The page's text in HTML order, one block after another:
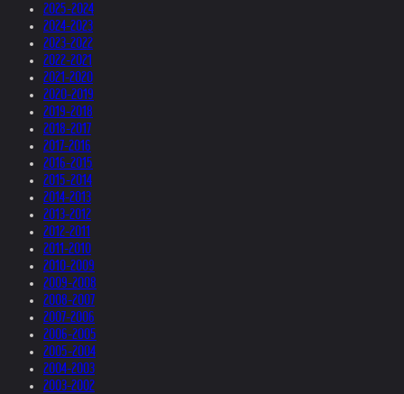
2025-2024
2024-2023
2023-2022
2022-2021
2021-2020
2020-2019
2019-2018
2018-2017
2017-2016
2016-2015
2015-2014
2014-2013
2013-2012
2012-2011
2011-2010
2010-2009
2009-2008
2008-2007
2007-2006
2006-2005
2005-2004
2004-2003
2003-2002